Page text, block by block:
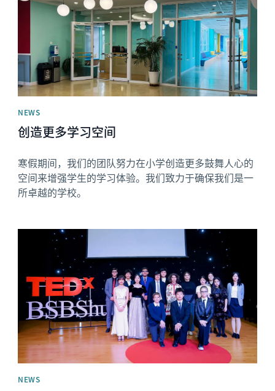
NEWS
创造更多学习空间
寒假期间，我们的团队努力在小学创造更多鼓舞人心的
空间来增强学生的学习体验。我们致力于确保我们是一
所卓越的学校。
News image
NEWS